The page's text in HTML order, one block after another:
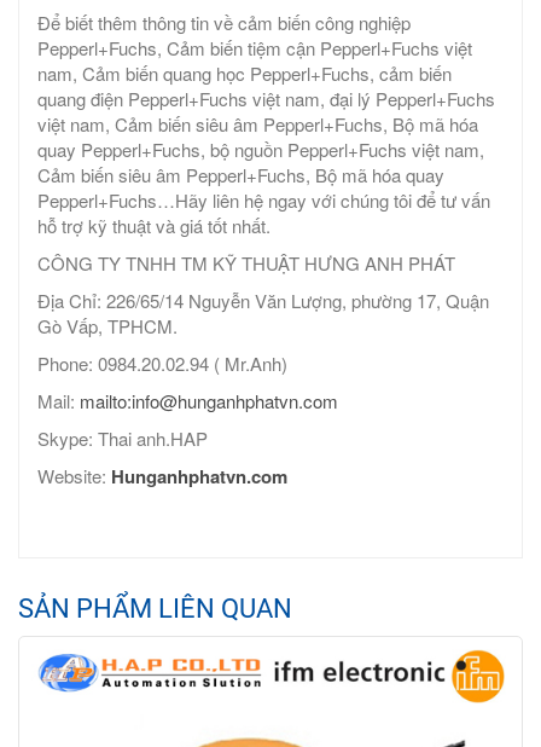
Để biết thêm thông tin về cảm biến công nghiệp
Pepperl+Fuchs, Cảm biến tiệm cận Pepperl+Fuchs việt
nam, Cảm biến quang học Pepperl+Fuchs, cảm biến
quang điện Pepperl+Fuchs việt nam, đại lý Pepperl+Fuchs
việt nam, Cảm biến siêu âm Pepperl+Fuchs, Bộ mã hóa
quay Pepperl+Fuchs, bộ nguồn Pepperl+Fuchs việt nam,
Cảm biến siêu âm Pepperl+Fuchs, Bộ mã hóa quay
Pepperl+Fuchs…Hãy liên hệ ngay với chúng tôi để tư vấn
hỗ trợ kỹ thuật và giá tốt nhất.
CÔNG TY TNHH TM KỸ THUẬT HƯNG ANH PHÁT
Địa Chỉ: 226/65/14 Nguyễn Văn Lượng, phường 17, Quận
Gò Vấp, TPHCM.
Phone: 0984.20.02.94 ( Mr.Anh)
Mail: mailto:info@hunganhphatvn.com
Skype: Thai anh.HAP
Website: Hunganhphatvn.com
SẢN PHẨM LIÊN QUAN